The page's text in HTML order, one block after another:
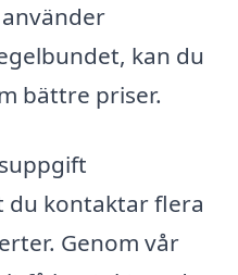
använder
kan du
bättre priser.
du kontaktar flera
Genom vår